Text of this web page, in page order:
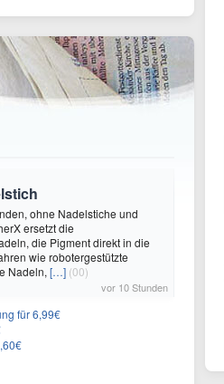
ohne Nadelstiche und
ersetzt die
die Pigment direkt in die
wie robotergestützte
Nadeln, […] (00)
vor 10 Stunden
für 6,99€